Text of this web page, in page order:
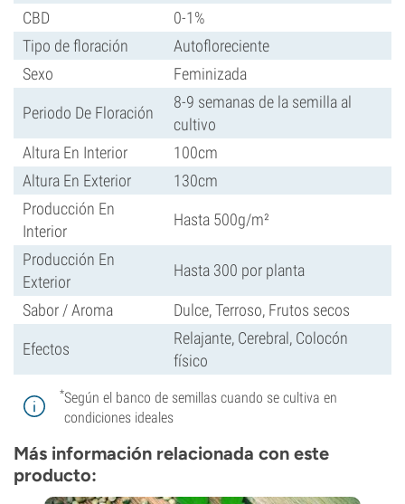
CBD
0-1%
Tipo de floración
Autofloreciente
Sexo
Feminizada
Periodo De Floración
8-9 semanas de la semilla al
cultivo
Altura En Interior
100cm
Altura En Exterior
130cm
Producción En
Interior
Hasta 500g/m²
Producción En
Exterior
Hasta 300 por planta
Sabor / Aroma Dulce, Terroso, Frutos secos
Efectos
Relajante, Cerebral, Colocón
físico
*Según el banco de semillas cuando se cultiva en
condiciones ideales
Más información relacionada con este
producto: